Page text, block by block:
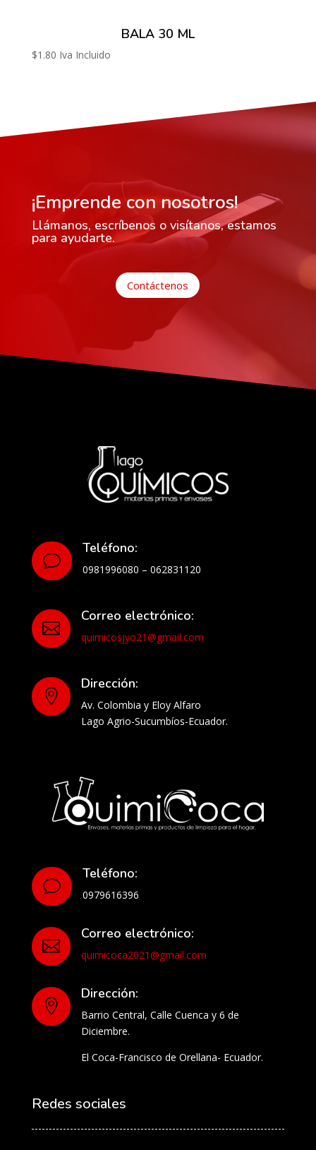
BALA 30 ML
$1.80 Iva Incluido
¡Emprende con nosotros!
Llámanos, escríbenos o visítanos, estamos
para ayudarte.
Contáctenos
v
Teléfono:
0981996080 – 062831120

Correo electrónico:
quimicosjyo21@gmail.com

Dirección:
Av. Colombia y Eloy Alfaro
Lago Agrio-Sucumbíos-Ecuador.
v
Teléfono:
0979616396

Correo electrónico:
quimicoca2021@gmail.com

Dirección:
Barrio Central, Calle Cuenca y 6 de
Diciembre.
El Coca-Francisco de Orellana- Ecuador.
Redes sociales